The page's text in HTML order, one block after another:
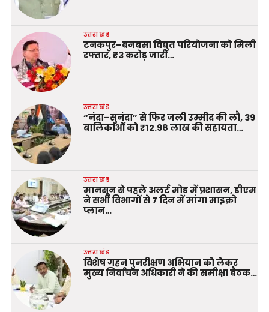
उत्तराखंड
टनकपुर–बनबसा विद्युत परियोजना को मिली
रफ्तार, ₹3 करोड़ जारी…
उत्तराखंड
“नंदा–सुनंदा” से फिर जली उम्मीद की लौ, 39
बालिकाओं को ₹12.98 लाख की सहायता…
उत्तराखंड
मानसून से पहले अलर्ट मोड में प्रशासन, डीएम
ने सभी विभागों से 7 दिन में मांगा माइक्रो
प्लान…
उत्तराखंड
विशेष गहन पुनरीक्षण अभियान को लेकर
मुख्य निर्वाचन अधिकारी ने की समीक्षा बैठक…